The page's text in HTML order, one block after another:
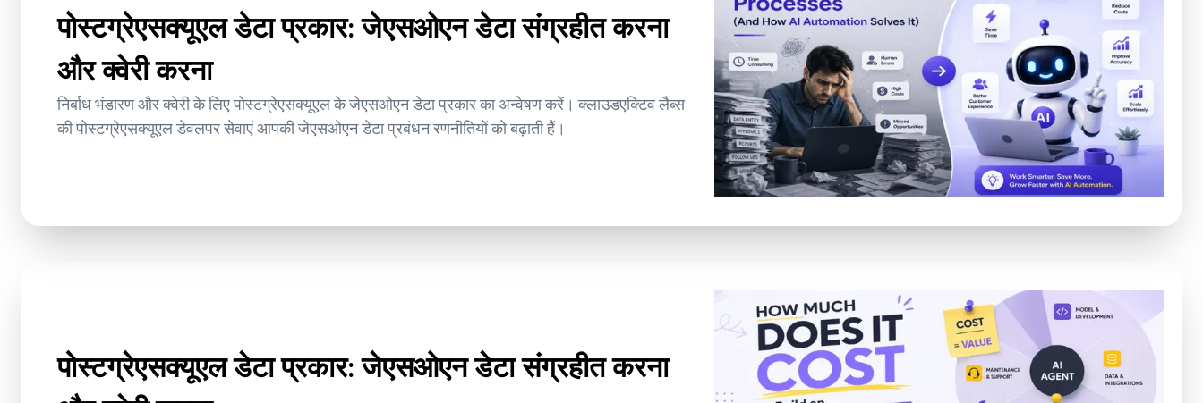
पोस्टग्रेएसक्यूएल डेटा प्रकार: जेएसओएन डेटा संग्रहीत करना
और क्वेरी करना
निर्बाध भंडारण और क्वेरी के लिए पोस्टग्रेएसक्यूएल के जेएसओएन डेटा प्रकार का अन्वेषण करें। क्लाउडएक्टिव लैब्स
की पोस्टग्रेएसक्यूएल डेवलपर सेवाएं आपकी जेएसओएन डेटा प्रबंधन रणनीतियों को बढ़ाती हैं।
पोस्टग्रेएसक्यूएल डेटा प्रकार: जेएसओएन डेटा संग्रहीत करना